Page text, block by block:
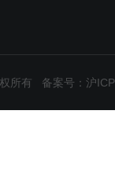
所有 备案号：沪